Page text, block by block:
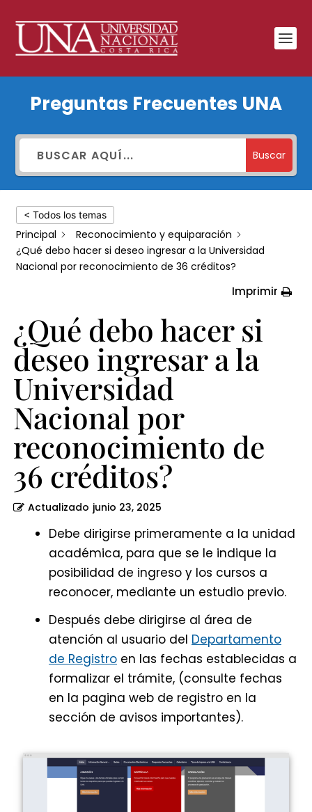
debo
hacer
deseo
ingresar
Universidad
reconocimiento
de
36
créditos?
Preguntas Frecuentes UNA
Buscar
< Todos los temas
Principal
Reconocimiento y equiparación
¿Qué debo hacer si deseo ingresar a la Universidad
Nacional por reconocimiento de 36 créditos?
Imprimir
¿Qué debo hacer si
deseo ingresar a la
Universidad
Nacional por
reconocimiento de
36 créditos?
Actualizado junio 23, 2025
Debe dirigirse primeramente a la unidad
académica, para que se le indique la
posibilidad de ingreso y los cursos a
reconocer, mediante un estudio previo.
Después debe dirigirse al área de
atención al usuario del Departamento
de Registro en las fechas establecidas a
formalizar el trámite, (consulte fechas
en la pagina web de registro en la
sección de avisos importantes).